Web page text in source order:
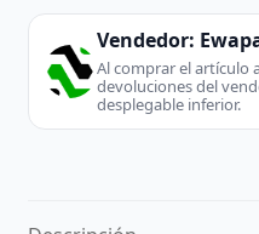
Vendedor:
Al comprar el artículo
devoluciones del
desplegable inferior.